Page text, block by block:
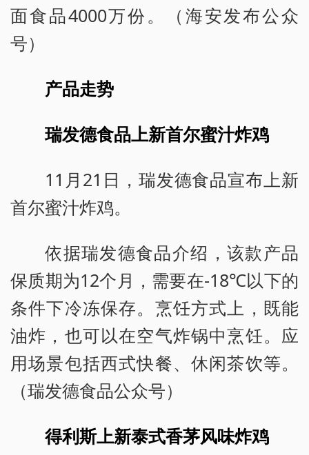
面食品4000万份。（海安发布公众
号）
产品走势
瑞发德食品上新首尔蜜汁炸鸡
11月21日，瑞发德食品宣布上新
首尔蜜汁炸鸡。
依据瑞发德食品介绍，该款产品
保质期为12个月，需要在-18℃以下的
条件下冷冻保存。烹饪方式上，既能
油炸，也可以在空气炸锅中烹饪。应
用场景包括西式快餐、休闲茶饮等。
（瑞发德食品公众号）
得利斯上新泰式香茅风味炸鸡